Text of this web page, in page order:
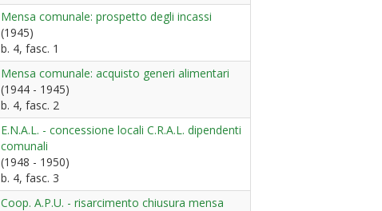
Mensa comunale: prospetto degli incassi
(1945)
b. 4, fasc. 1
Mensa comunale: acquisto generi alimentari
(1944 - 1945)
b. 4, fasc. 2
E.N.A.L. - concessione locali C.R.A.L. dipendenti
comunali
(1948 - 1950)
b. 4, fasc. 3
Coop. A.P.U. - risarcimento chiusura mensa